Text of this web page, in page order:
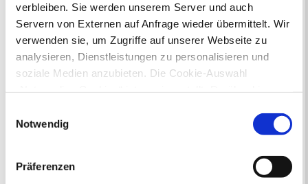
verbleiben. Sie werden unserem Server und auch
Servern von Externen auf Anfrage wieder übermittelt. Wir
verwenden sie, um Zugriffe auf unserer Webseite zu
analysieren, Dienstleistungen zu personalisieren und
soziale Medien anzubieten. Die Cookie-Auswahl
Drittländern (USA) mit unzureichendem
Datenschutzniveau verarbeiten. Es besteht die Gefahr,
dass diese zu Kontroll- und Überwachungszwecken von
anderen missbraucht werden, ohne dass Sie sich mit
Notwendig
Präferenzen
Behinderung
Arbeitslos
Senioren und Pflege
Finanzielle und soziale Notlagen
Ausflugsziele
Vom Stadthafen über Parks und Halden